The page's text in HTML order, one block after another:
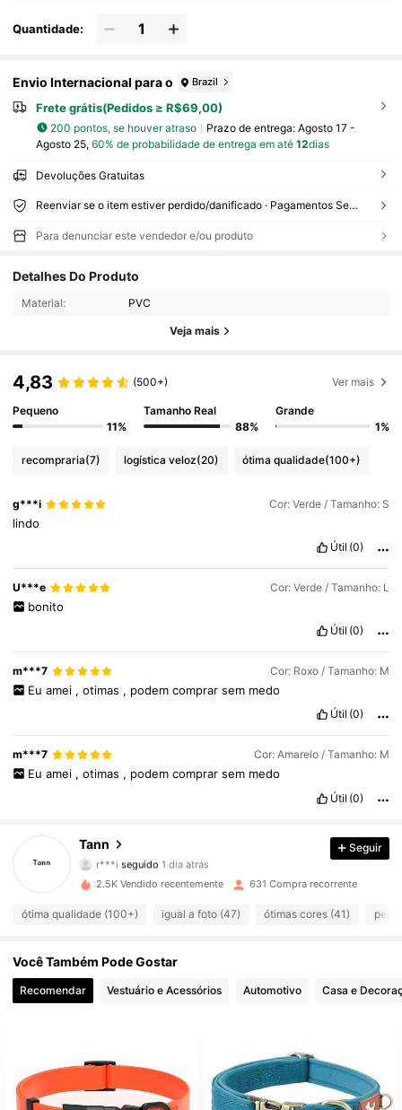
Quantidade:
Envio Internacional para o Brazil
Frete grátis(Pedidos ≥ R$69,00)
200 pontos, se houver atraso Prazo de entrega: Agosto 17 -
Agosto 25, 60% de probabilidade de entrega em até 12dias
Devoluções Gratuitas
Reenviar se o item estiver perdido/danificado · Pagamentos Seguros · Proteção de privacidade
Para denunciar este vendedor e/ou produto
Detalhes Do Produto
Material: PVC
Veja mais
4,83 (500+) Ver mais
Pequeno
11%
Tamanho Real
88%
Grande
1%
recompraria(7) logística veloz(20) ótima qualidade(100+)
g***i Cor: Verde / Tamanho: S
lindo
Útil (0)
U***e Cor: Verde / Tamanho: L
bonito
Útil (0)
m***7 Cor: Roxo / Tamanho: M
Eu amei , otimas , podem comprar sem medo
Útil (0)
m***7 Cor: Amarelo / Tamanho: M
Eu amei , otimas , podem comprar sem medo
Útil (0)
Tann
4,84
r***i seguido 1 dia atrás
86 Seguidores
4,84 86 Seguidores
4,84 86 Seguidores
86 Seguidores
4,84 86 Seguidores
Seguir
2.5K Vendido recentemente 631 Compra recorrente
ótima qualidade (100+) igual a foto (47) ótimas cores (41)
Você Também Pode Gostar
Recomendar Vestuário e Acessórios Automotivo Casa e